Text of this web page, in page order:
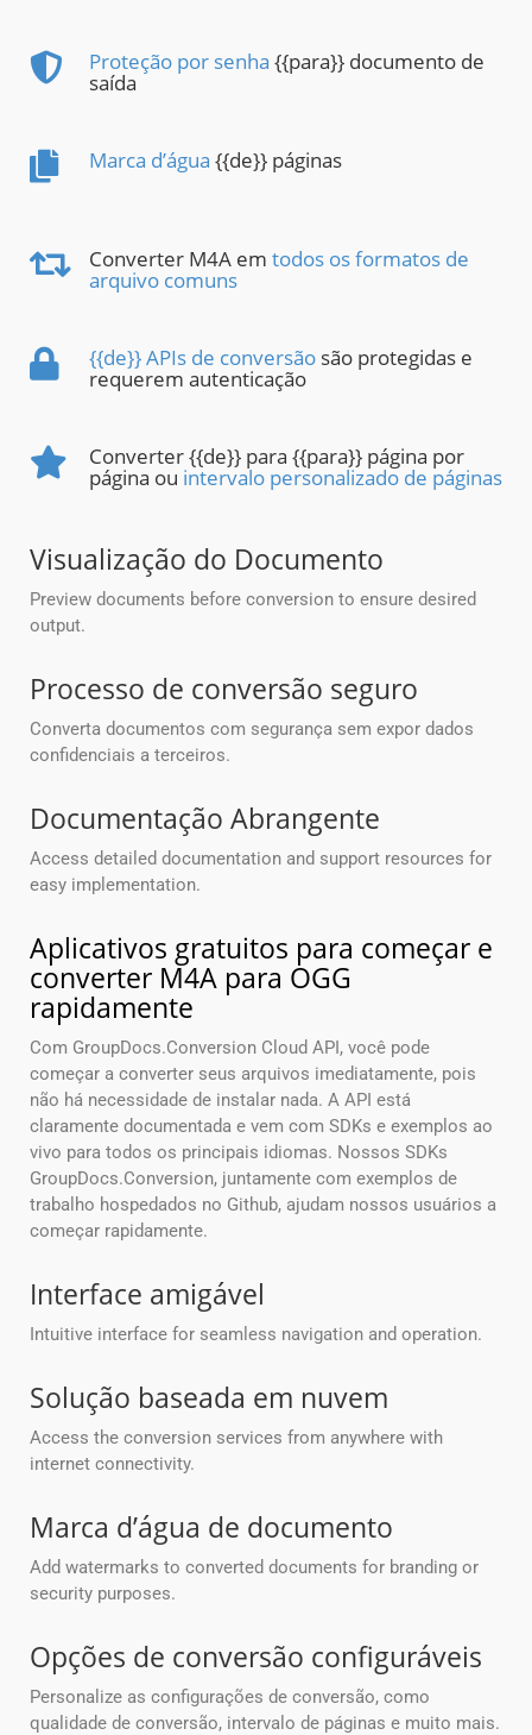
Proteção por senha {{para}} documento de
saída
Marca d’água {{de}} páginas
Converter M4A em todos os formatos de
arquivo comuns
{{de}} APIs de conversão são protegidas e
requerem autenticação
Converter {{de}} para {{para}} página por
página ou intervalo personalizado de páginas
Visualização do Documento
Preview documents before conversion to ensure desired
output.
Processo de conversão seguro
Converta documentos com segurança sem expor dados
confidenciais a terceiros.
Documentação Abrangente
Access detailed documentation and support resources for
easy implementation.
Aplicativos gratuitos para começar e
converter M4A para OGG
rapidamente
Com GroupDocs.Conversion Cloud API, você pode
começar a converter seus arquivos imediatamente, pois
não há necessidade de instalar nada. A API está
claramente documentada e vem com SDKs e exemplos ao
vivo para todos os principais idiomas. Nossos SDKs
GroupDocs.Conversion, juntamente com exemplos de
trabalho hospedados no Github, ajudam nossos usuários a
começar rapidamente.
Interface amigável
Intuitive interface for seamless navigation and operation.
Solução baseada em nuvem
Access the conversion services from anywhere with
internet connectivity.
Marca d’água de documento
Add watermarks to converted documents for branding or
security purposes.
Opções de conversão configuráveis
Personalize as configurações de conversão, como
qualidade de conversão, intervalo de páginas e muito mais.